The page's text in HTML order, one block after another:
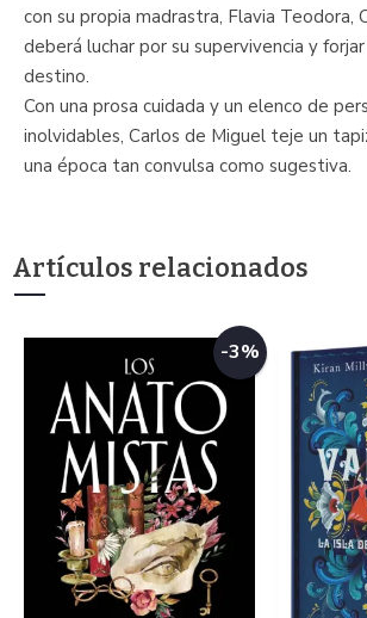
con su propia madrastra, Flavia Teodora,
deberá luchar por su supervivencia y
destino.
Con una prosa cuidada y un elenco de
inolvidables, Carlos de Miguel teje un
una época tan convulsa como sugestiva.
Artículos relacionados
-3%